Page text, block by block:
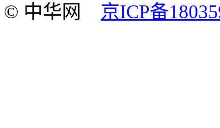
© 中华网 京ICP备